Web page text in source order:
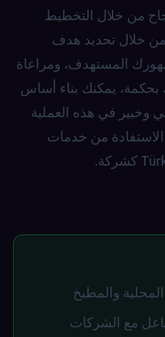
من خلال التخطيط
من خلال تحديد هدف
المستهدف، ومراعاة
بحكمة، يمكنك بناء أساس
وخبير في هذه العملية
من خدمات
والمطبخ
مع الشركات